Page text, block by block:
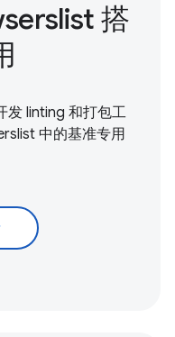
搭
发 linting 和打包工
中的基准专用